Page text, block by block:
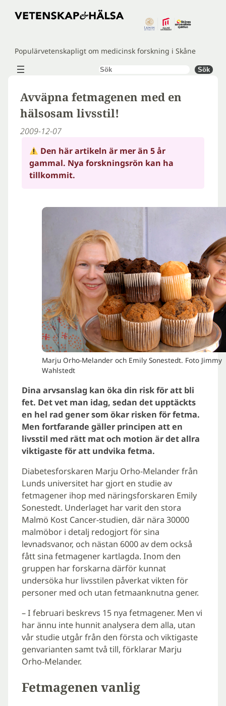
Hoppa
Populärvetenskapligt om medicinsk forskning i Skåne
Sök Sök
Avväpna fetmagenen med en
hälsosam livsstil!
2009-12-07
Den här artikeln är mer än 5 år
gammal. Nya forskningsrön kan ha
tillkommit.
Marju Orho-Melander och Emily Sonestedt. Foto Jimmy
Wahlstedt
Dina arvsanslag kan öka din risk för att bli
fet. Det vet man idag, sedan det upptäckts
en hel rad gener som ökar risken för fetma.
Men fortfarande gäller principen att en
livsstil med rätt mat och motion är det allra
viktigaste för att undvika fetma.
Diabetesforskaren Marju Orho-Melander från
Lunds universitet har gjort en studie av
fetmagener ihop med näringsforskaren Emily
Sonestedt. Underlaget har varit den stora
Malmö Kost Cancer-studien, där nära 30000
malmöbor i detalj redogjort för sina
levnadsvanor, och nästan 6000 av dem också
fått sina fetmagener kartlagda. Inom den
gruppen har forskarna därför kunnat
undersöka hur livsstilen påverkat vikten för
personer med och utan fetmaanknutna gener.
– I februari beskrevs 15 nya fetmagener. Men vi
har ännu inte hunnit analysera dem alla, utan
vår studie utgår från den första och viktigaste
genvarianten samt två till, förklarar Marju
Orho-Melander.
Fetmagenen vanlig